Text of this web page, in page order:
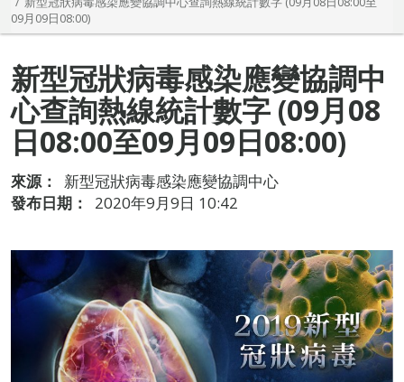
09月09日08:00)
新型冠狀病毒感染應變協調中
心查詢熱線統計數字 (09月08
日08:00至09月09日08:00)
來源：
新型冠狀病毒感染應變協調中心
發布日期：
2020年9月9日 10:42